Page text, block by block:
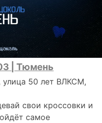
| Тюмень
50 лет ВЛКСМ,
свои кроссовки и
самое